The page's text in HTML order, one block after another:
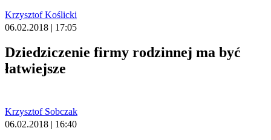
Krzysztof Koślicki
06.02.2018 | 17:05
Dziedziczenie firmy rodzinnej ma być
łatwiejsze
Krzysztof Sobczak
06.02.2018 | 16:40